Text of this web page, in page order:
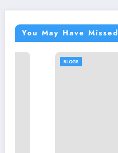
You May Have Missed